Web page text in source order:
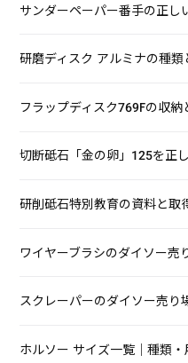
サンダーペーパー番手の正し
研磨ディスク アルミナの種
フラップディスク769Fの収
切断砥石「金の卵」125を正
研削砥石特別教育の資料と取
ワイヤーブラシのダイソー売
スクレーパーのダイソー売り
ホルソー サイズ一覧｜種類